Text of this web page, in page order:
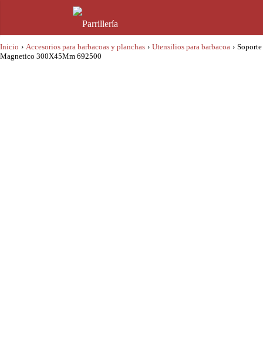
Inicio › Accesorios para barbacoas y planchas › Utensilios para barbacoa › Soporte
Magnetico 300X45Mm 692500